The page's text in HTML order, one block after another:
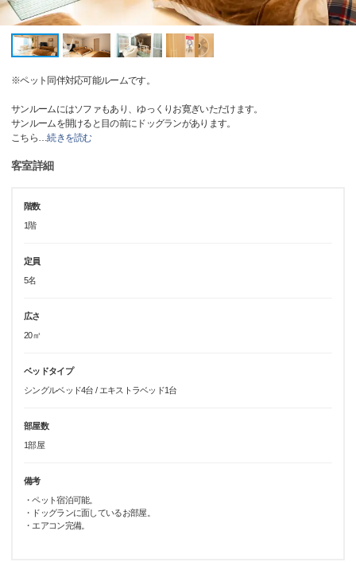
※ペット同伴対応可能ルームです。
サンルームにはソファもあり、ゆっくりお寛ぎいただけます。
サンルームを開けると目の前にドッグランがあります。
こちら…続きを読む
客室詳細
階数
1階
定員
5名
広さ
20㎡
ベッドタイプ
シングルベッド4台 / エキストラベッド1台
部屋数
1部屋
備考
・ペット宿泊可能。
・ドッグランに面しているお部屋。
・エアコン完備。